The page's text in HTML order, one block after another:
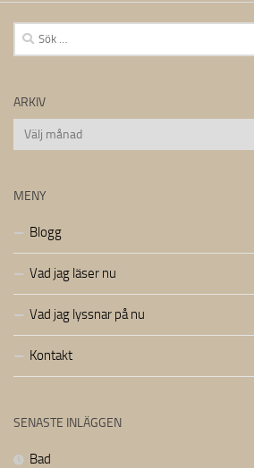
Sök
efter:
ARKIV
Arkiv
MENY
Blogg
Vad jag läser nu
Vad jag lyssnar på nu
Kontakt
SENASTE INLÄGGEN
Bad